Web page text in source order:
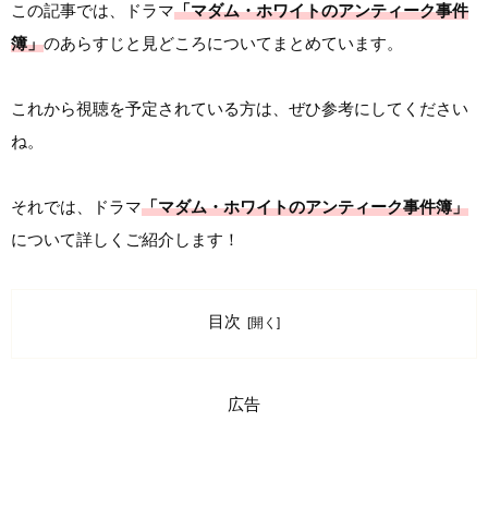
この記事では、ドラマ「マダム・ホワイトのアンティーク事件
簿」のあらすじと見どころについてまとめています。
これから視聴を予定されている方は、ぜひ参考にしてください
ね。
それでは、ドラマ「マダム・ホワイトのアンティーク事件簿」
について詳しくご紹介します！
目次
広告